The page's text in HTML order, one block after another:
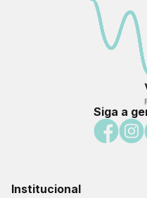
Siga a
Institucional